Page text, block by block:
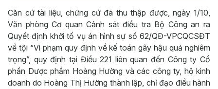
Căn cứ tài liệu, chứng cứ đã thu thập được, ngày 1/10,
Văn phòng Cơ quan Cảnh sát điều tra Bộ Công an ra
Quyết định khởi tố vụ án hình sự số 62/QĐ-VPCQCSĐT
về tội “Vi phạm quy định về kế toán gây hậu quả nghiêm
trọng”, quy định tại Điều 221 liên quan đến Công ty Cổ
phần Dược phẩm Hoàng Hường và các công ty, hộ kinh
doanh do Hoàng Thị Hường thành lập, chỉ đạo điều hành